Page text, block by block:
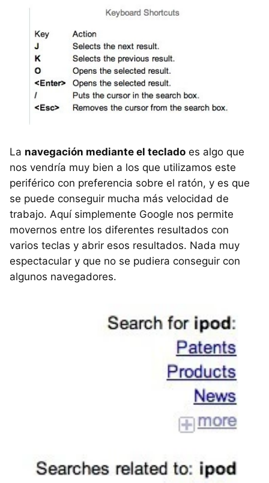
La navegación mediante el teclado es algo que
nos vendría muy bien a los que utilizamos este
periférico con preferencia sobre el ratón, y es que
se puede conseguir mucha más velocidad de
trabajo. Aquí simplemente Google nos permite
movernos entre los diferentes resultados con
varios teclas y abrir esos resultados. Nada muy
espectacular y que no se pudiera conseguir con
algunos navegadores.